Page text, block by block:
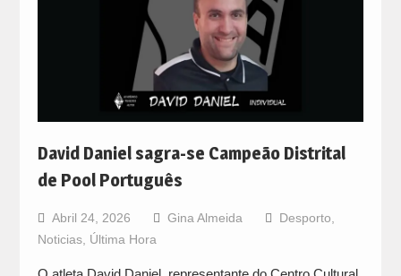
David Daniel sagra-se Campeão Distrital
de Pool Português
Abril 24, 2026 Gina Almeida Desporto
Noticias, Última Hora